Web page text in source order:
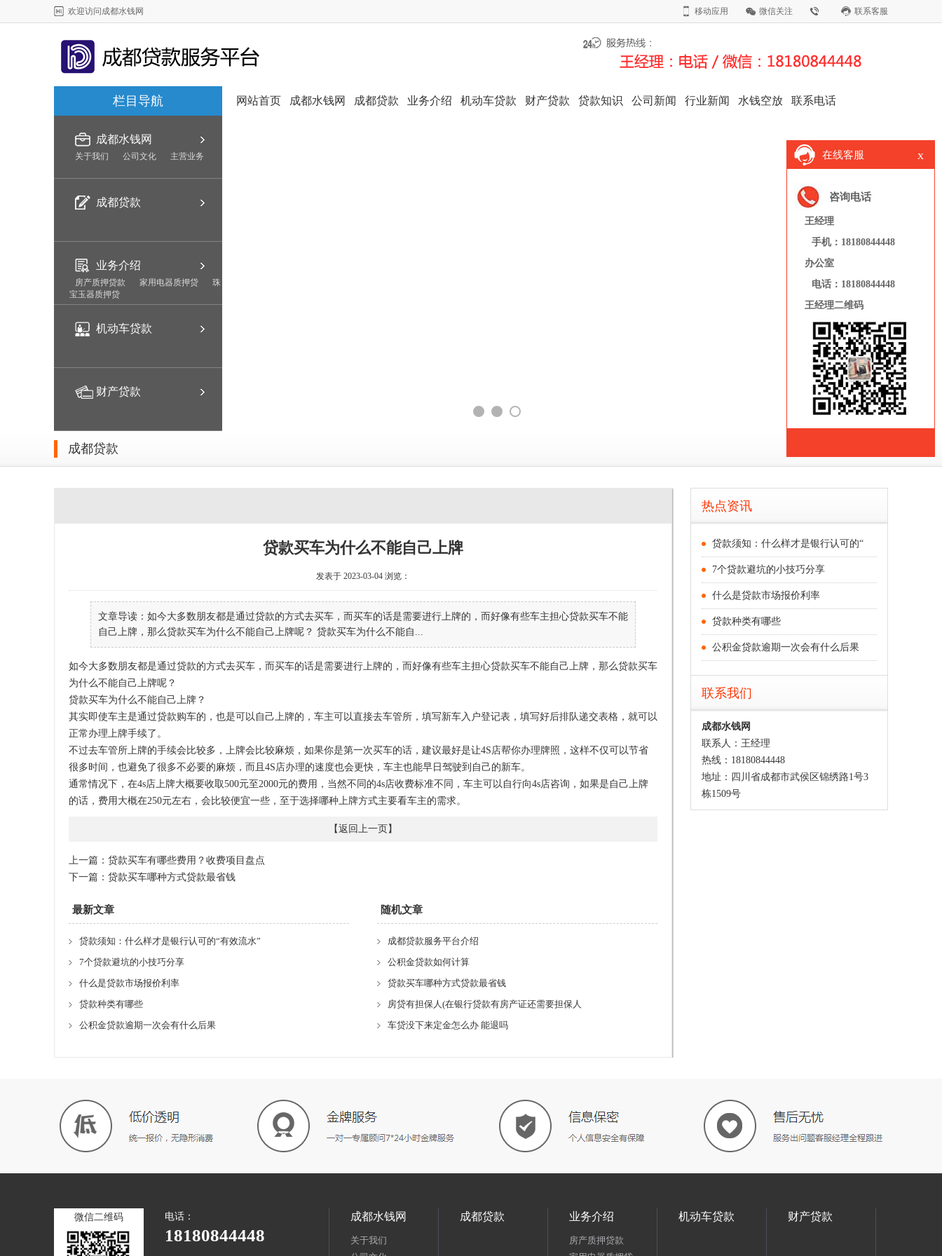
欢迎访问成都水钱网 移动应用 微信关注 联系客服
栏目导航 网站首页 成都水钱网 成都贷款 业务介绍 机动车贷款 财产贷款 贷款知识 公司新闻 行业新闻 水钱空放 联系电话
成都水钱网
关于我们 公司文化 主营业务
成都贷款
业务介绍
房产质押贷款 家用电器质押贷
珠
宝玉器质押贷
机动车贷款
财产贷款
成都贷款
贷款买车为什么不能自己上牌
发表于 2023-03-04 浏览：
文章导读：如今大多数朋友都是通过贷款的方式去买车，而买车的话是需要进行上牌的，而好像有些车主担心贷款买车不能
自己上牌，那么贷款买车为什么不能自己上牌呢？ 贷款买车为什么不能自...
如今大多数朋友都是通过贷款的方式去买车，而买车的话是需要进行上牌的，而好像有些车主担心贷款买车不能自己上牌，那么贷款买车
为什么不能自己上牌呢？
贷款买车为什么不能自己上牌？
其实即使车主是通过贷款购车的，也是可以自己上牌的，车主可以直接去车管所，填写新车入户登记表，填写好后排队递交表格，就可以
正常办理上牌手续了。
不过去车管所上牌的手续会比较多，上牌会比较麻烦，如果你是第一次买车的话，建议最好是让4S店帮你办理牌照，这样不仅可以节省
很多时间，也避免了很多不必要的麻烦，而且4S店办理的速度也会更快，车主也能早日驾驶到自己的新车。
通常情况下，在4s店上牌大概要收取500元至2000元的费用，当然不同的4s店收费标准不同，车主可以自行向4s店咨询，如果是自己上牌
的话，费用大概在250元左右，会比较便宜一些，至于选择哪种上牌方式主要看车主的需求。
【返回上一页 】
上一篇： 贷款买车有哪些费用？收费项目盘点
下一篇： 贷款买车哪种方式贷款最省钱
最新文章
贷款须知：什么样才是银行认可的“有效流水”
7个贷款避坑的小技巧分享
什么是贷款市场报价利率
贷款种类有哪些
公积金贷款逾期一次会有什么后果
随机文章
成都贷款服务平台介绍
公积金贷款如何计算
贷款买车哪种方式贷款最省钱
房贷有担保人(在银行贷款有房产证还需要担保人
车贷没下来定金怎么办 能退吗
热点资讯
贷款须知：什么样才是银行认可的“
7个贷款避坑的小技巧分享
什么是贷款市场报价利率
贷款种类有哪些
公积金贷款逾期一次会有什么后果
联系我们
成都水钱网
联系人：王经理
热线：18180844448
地址：四川省成都市武侯区锦绣路1号3
栋1509号
微信二维码 电话：
18180844448
成都水钱网
关于我们
成都贷款 业务介绍
房产质押贷款
机动车贷款 财产贷款
在线客服 x
咨询电话
王经理
手机：18180844448
办公室
电话：18180844448
王经理二维码